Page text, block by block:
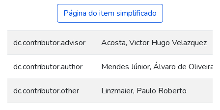
Página do item simplificado
dc.contributor.advisor Acosta, Victor Hugo Velazquez
dc.contributor.author Mendes Júnior, Álvaro de Oliveira
dc.contributor.other Linzmaier, Paulo Roberto